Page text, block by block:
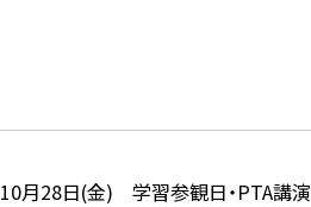
10月28日(金) 学習参観日・PTA講演